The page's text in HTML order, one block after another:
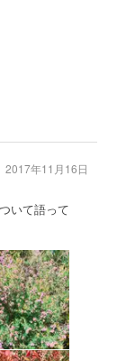
いて語って
2017年11月16日